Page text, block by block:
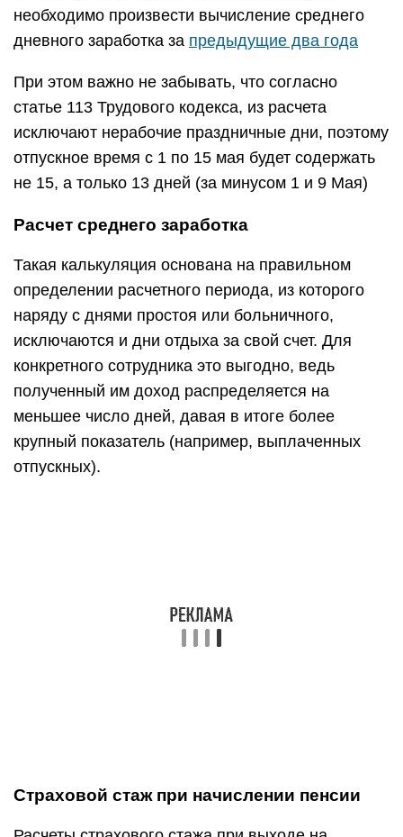
необходимо произвести вычисление среднего
дневного заработка за предыдущие два года
При этом важно не забывать, что согласно
статье 113 Трудового кодекса, из расчета
исключают нерабочие праздничные дни, поэтому
отпускное время с 1 по 15 мая будет содержать
не 15, а только 13 дней (за минусом 1 и 9 Мая)
Расчет среднего заработка
Такая калькуляция основана на правильном
определении расчетного периода, из которого
наряду с днями простоя или больничного,
исключаются и дни отдыха за свой счет. Для
конкретного сотрудника это выгодно, ведь
полученный им доход распределяется на
меньшее число дней, давая в итоге более
крупный показатель (например, выплаченных
отпускных).
Страховой стаж при начислении пенсии